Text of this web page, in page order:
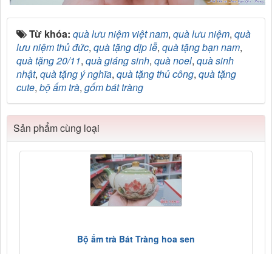
Từ khóa: quà lưu niệm việt nam, quà lưu niệm, quà
lưu niệm thủ đức, quà tặng dịp lễ, quà tặng bạn nam,
quà tặng 20/11, quà giáng sinh, quà noel, quà sinh
nhật, quà tặng ý nghĩa, quà tặng thủ công, quà tặng
cute, bộ ấm trà, gốm bát tràng
Sản phẩm cùng loại
Bộ ấm trà Bát Tràng hoa sen